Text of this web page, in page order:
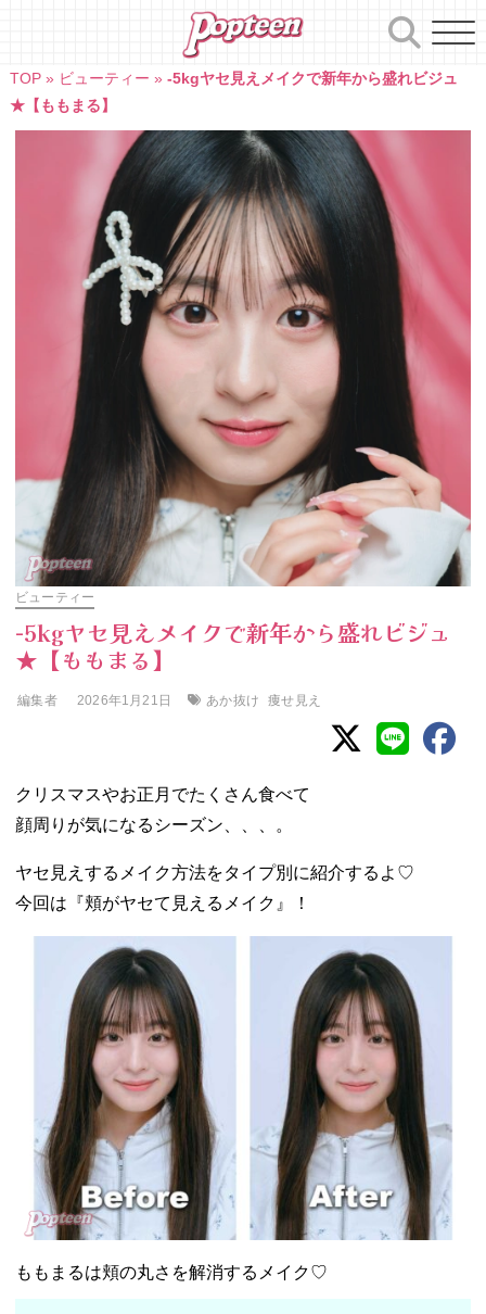
TOP» ビューティー » -5kgヤセ見えメイクで新年から盛れビジュ
★【ももまる】
ビューティー
-5kgヤセ見えメイクで新年から盛れビジュ
★【ももまる】
編集者 2026年1月21日 あか抜け 痩せ見え
クリスマスやお正月でたくさん食べて
顔周りが気になるシーズン、、、。
ヤセ見えするメイク方法をタイプ別に紹介するよ♡
今回は『頬がヤセて見えるメイク』！
ももまるは頬の丸さを解消するメイク♡